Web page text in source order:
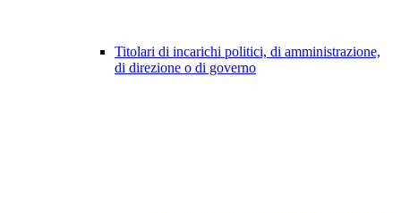
Titolari di incarichi politici, di amministrazione,
di direzione o di governo